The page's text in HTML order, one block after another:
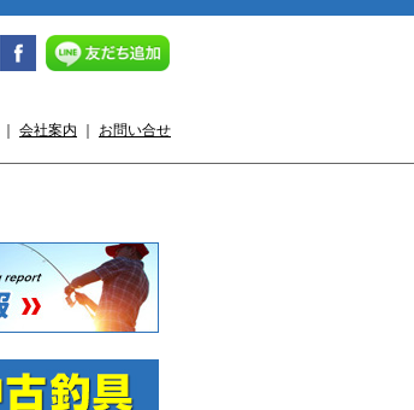
会社案内 お問い合せ